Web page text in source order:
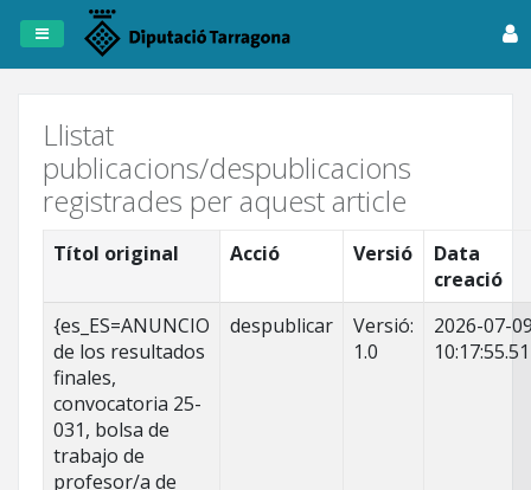
Registre
de
Dipta
Tots
els
registres
Llistat
publicacions/despublicacions
registrades per aquest article
Títol original Acció Versió
Data
creació
{es_ES=ANUNCIO
de los resultados
finales,
convocatoria 25-
031, bolsa de
trabajo de
profesor/a de
despublicar
Versió:
1.0
2026-07-
10:17:55.51